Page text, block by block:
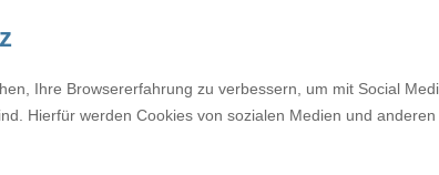
Ihre Browsererfahrung zu verbessern, um mit Social
Hierfür werden Cookies von sozialen Medien und anderen